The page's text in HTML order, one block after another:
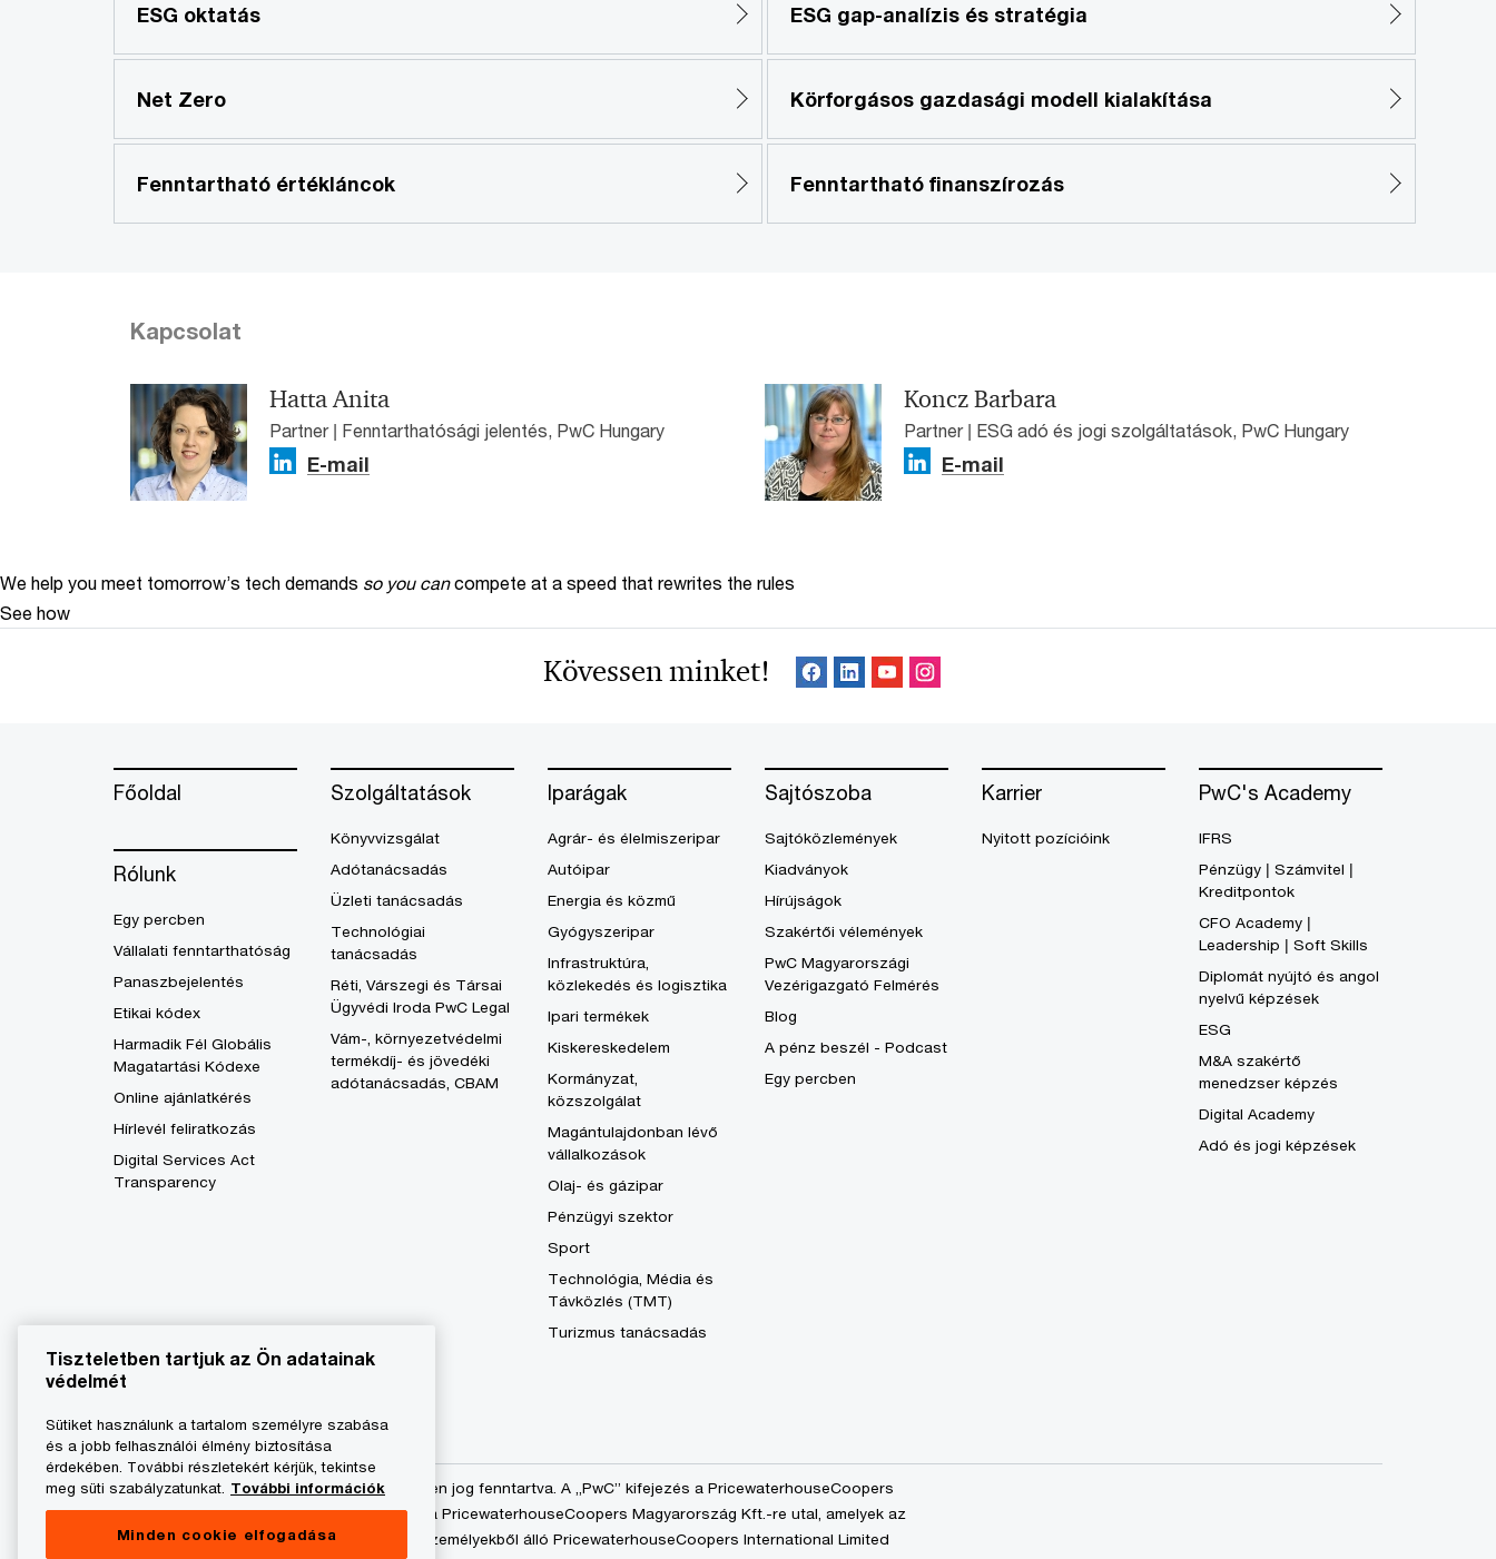
ESG oktatás ESG gap-analízis és stratégia
Net Zero Körforgásos gazdasági modell kialakítása
Fenntartható értékláncok Fenntartható finanszírozás
Kapcsolat
Hatta Anita
Partner | Fenntarthatósági jelentés, PwC Hungary
E-mail
Koncz Barbara
Partner | ESG adó és jogi szolgáltatások, PwC Hungary
E-mail
We help you meet tomorrow’s tech demands so you can compete at a speed that rewrites the rules
See how
Kövessen minket!
Főoldal
Rólunk
Egy percben
Vállalati fenntarthatóság
Panaszbejelentés
Etikai kódex
Harmadik Fél Globális
Magatartási Kódexe
Online ajánlatkérés
Hírlevél feliratkozás
Digital Services Act
Transparency
Szolgáltatások
Könyvvizsgálat
Adótanácsadás
Üzleti tanácsadás
Technológiai
tanácsadás
Réti, Várszegi és Társai
Ügyvédi Iroda PwC Legal
Vám-, környezetvédelmi
termékdíj- és jövedéki
adótanácsadás, CBAM
Iparágak
Agrár- és élelmiszeripar
Autóipar
Energia és közmű
Gyógyszeripar
Infrastruktúra,
közlekedés és logisztika
Ipari termékek
Kiskereskedelem
Kormányzat,
közszolgálat
Magántulajdonban lévő
vállalkozások
Olaj- és gázipar
Pénzügyi szektor
Sport
Technológia, Média és
Távközlés (TMT)
Turizmus tanácsadás
Sajtószoba
Sajtóközlemények
Kiadványok
Hírújságok
Szakértői vélemények
PwC Magyarországi
Vezérigazgató Felmérés
Blog
A pénz beszél - Podcast
Egy percben
Karrier
Nyitott pozícióink
PwC's Academy
IFRS
Pénzügy | Számvitel |
Kreditpontok
CFO Academy |
Leadership | Soft Skills
Diplomát nyújtó és angol
nyelvű képzések
ESG
M&A szakértő
menedzser képzés
Digital Academy
Adó és jogi képzések
© 2023 - 2026 PwC. Minden jog fenntartva. A „PwC” kifejezés a PricewaterhouseCoopers
Könyvvizsgáló Kft.-re és a PricewaterhouseCoopers Magyarország Kft.-re utal, amelyek az
önálló és független jogi személyekből álló PricewaterhouseCoopers International Limited
Tiszteletben tartjuk az Ön adatainak
védelmét
Sütiket használunk a tartalom személyre szabása
és a jobb felhasználói élmény biztosítása
érdekében. További részletekért kérjük, tekintse
meg süti szabályzatunkat. További információk
Minden cookie elfogadása